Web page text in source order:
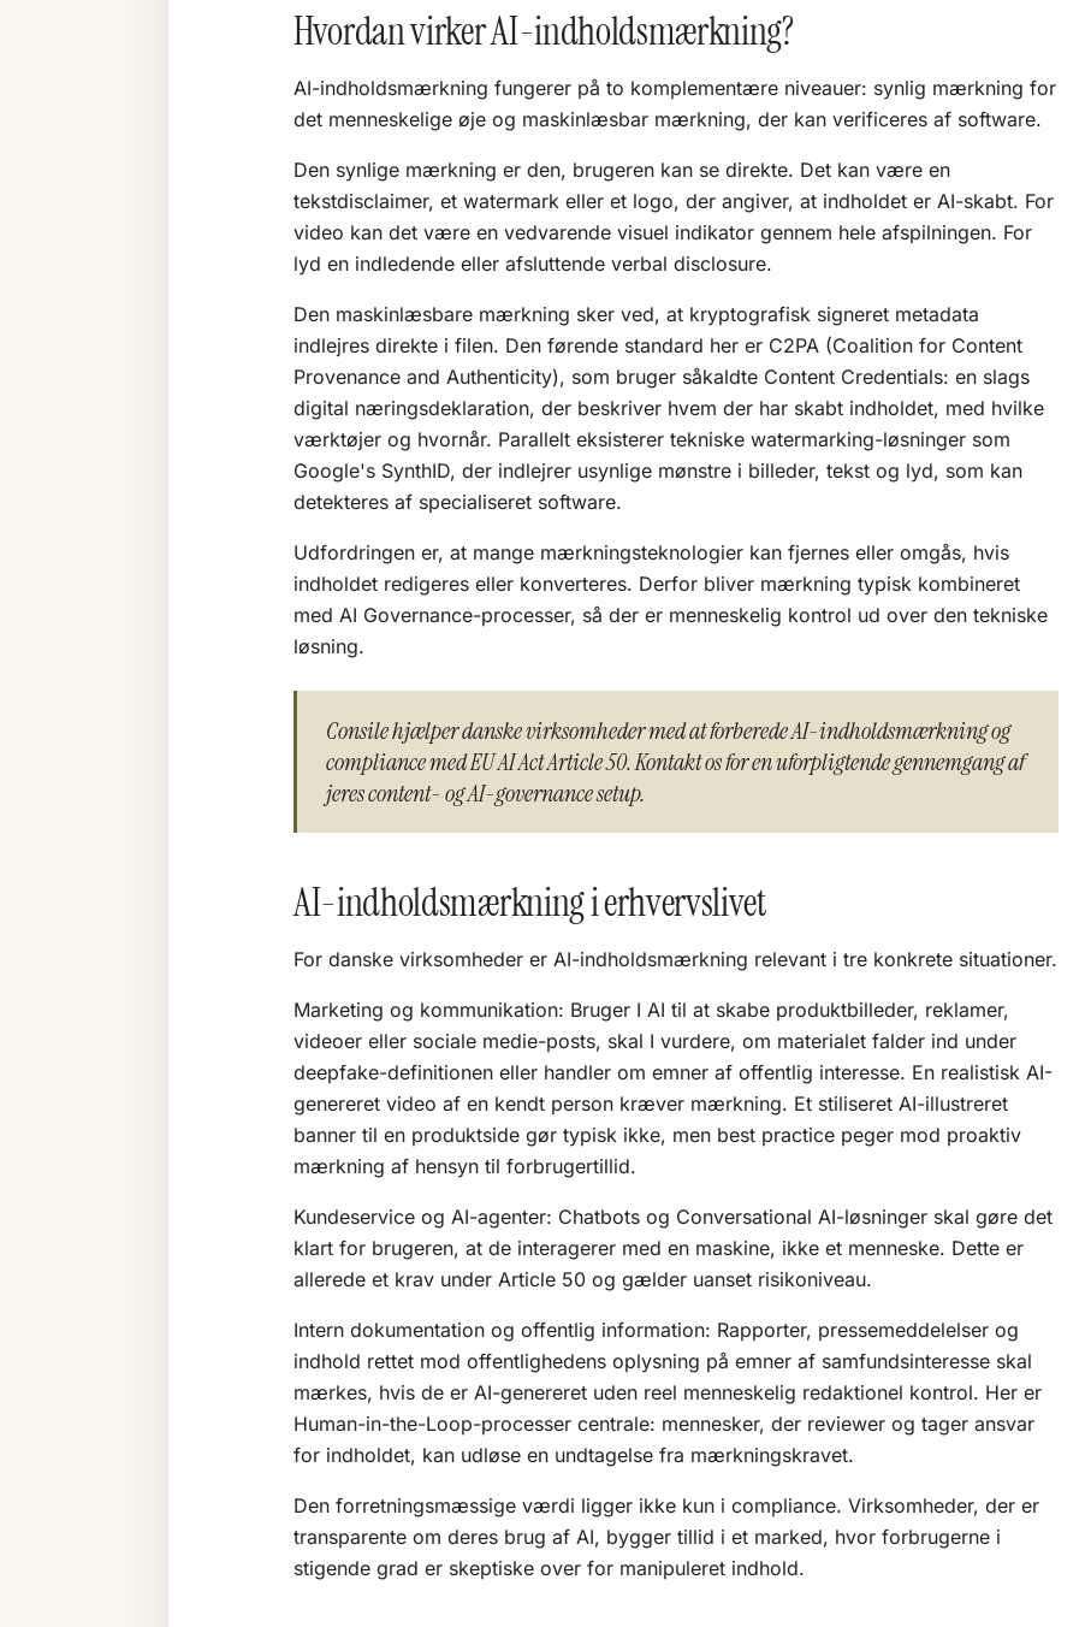
Hvordan virker AI-indholdsmærkning?
AI-indholdsmærkning fungerer på to komplementære niveauer: synlig mærkning for
det menneskelige øje og maskinlæsbar mærkning, der kan verificeres af software.
Den synlige mærkning er den, brugeren kan se direkte. Det kan være en
tekstdisclaimer, et watermark eller et logo, der angiver, at indholdet er AI-skabt. For
video kan det være en vedvarende visuel indikator gennem hele afspilningen. For
lyd en indledende eller afsluttende verbal disclosure.
Den maskinlæsbare mærkning sker ved, at kryptografisk signeret metadata
indlejres direkte i filen. Den førende standard her er C2PA (Coalition for Content
Provenance and Authenticity), som bruger såkaldte Content Credentials: en slags
digital næringsdeklaration, der beskriver hvem der har skabt indholdet, med hvilke
værktøjer og hvornår. Parallelt eksisterer tekniske watermarking-løsninger som
Google's SynthID, der indlejrer usynlige mønstre i billeder, tekst og lyd, som kan
detekteres af specialiseret software.
Udfordringen er, at mange mærkningsteknologier kan fjernes eller omgås, hvis
indholdet redigeres eller konverteres. Derfor bliver mærkning typisk kombineret
med AI Governance-processer, så der er menneskelig kontrol ud over den tekniske
løsning.
Consile hjælper danske virksomheder med at forberede AI-indholdsmærkning og
compliance med EU AI Act Article 50. Kontakt os for en uforpligtende gennemgang af
jeres content- og AI-governance setup.
AI-indholdsmærkning i erhvervslivet
For danske virksomheder er AI-indholdsmærkning relevant i tre konkrete situationer.
Marketing og kommunikation: Bruger I AI til at skabe produktbilleder, reklamer,
videoer eller sociale medie-posts, skal I vurdere, om materialet falder ind under
deepfake-definitionen eller handler om emner af offentlig interesse. En realistisk AI-
genereret video af en kendt person kræver mærkning. Et stiliseret AI-illustreret
banner til en produktside gør typisk ikke, men best practice peger mod proaktiv
mærkning af hensyn til forbrugertillid.
Kundeservice og AI-agenter: Chatbots og Conversational AI-løsninger skal gøre det
klart for brugeren, at de interagerer med en maskine, ikke et menneske. Dette er
allerede et krav under Article 50 og gælder uanset risikoniveau.
Intern dokumentation og offentlig information: Rapporter, pressemeddelelser og
indhold rettet mod offentlighedens oplysning på emner af samfundsinteresse skal
mærkes, hvis de er AI-genereret uden reel menneskelig redaktionel kontrol. Her er
Human-in-the-Loop-processer centrale: mennesker, der reviewer og tager ansvar
for indholdet, kan udløse en undtagelse fra mærkningskravet.
Den forretningsmæssige værdi ligger ikke kun i compliance. Virksomheder, der er
transparente om deres brug af AI, bygger tillid i et marked, hvor forbrugerne i
stigende grad er skeptiske over for manipuleret indhold.